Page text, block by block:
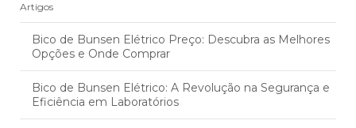
Artigos
Bico de Bunsen Elétrico Preço: Descubra as Melhores
Opções e Onde Comprar
Bico de Bunsen Elétrico: A Revolução na Segurança e
Eficiência em Laboratórios